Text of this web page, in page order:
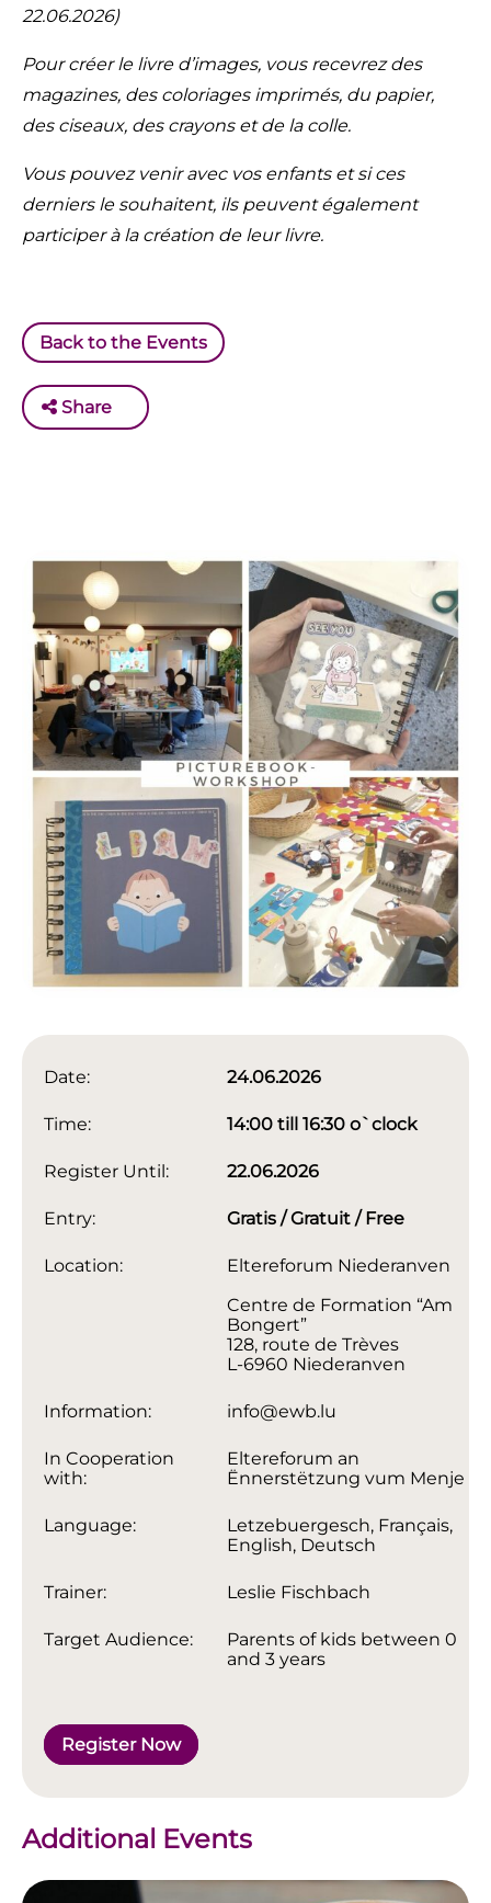
22.06.2026)
Pour créer le livre d’images, vous recevrez des
magazines, des coloriages imprimés, du papier,
des ciseaux, des crayons et de la colle.
Vous pouvez venir avec vos enfants et si ces
derniers le souhaitent, ils peuvent également
participer à la création de leur livre.
Back to the Events
Share
Date: 24.06.2026
Time: 14:00 till 16:30 o`clock
Register Until: 22.06.2026
Entry: Gratis / Gratuit / Free
Location:
Eltereforum Niederanven
Centre de Formation “Am
Bongert”
128, route de Trèves
L-6960 Niederanven
Information: info@ewb.lu
In Cooperation
with:
Eltereforum an
Ënnerstëtzung vum Menje
Language:
Letzebuergesch, Français,
English, Deutsch
Trainer: Leslie Fischbach
Target Audience:
Parents of kids between 0
and 3 years
Register Now
Additional Events